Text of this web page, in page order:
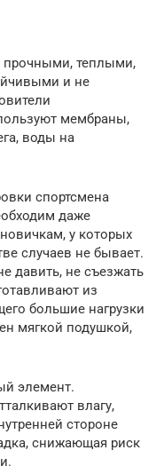
прочными, теплыми,
и не
мембраны,
воды на
спортсмена
даже
у которых
случаев не бывает.
давить, не съезжать
из
большие нагрузки
мягкой подушкой,
элемент.
влагу,
стороне
снижающая риск